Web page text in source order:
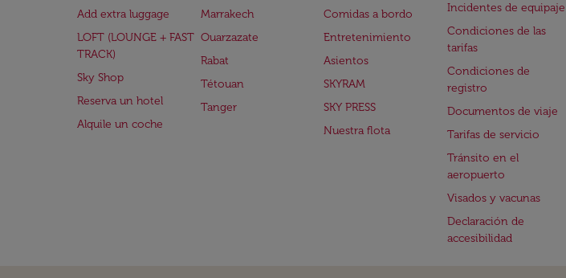
Add extra luggage
LOFT (LOUNGE + FAST
TRACK)
Sky Shop
Reserva un hotel
Alquile un coche
Marrakech
Ouarzazate
Rabat
Tétouan
Tanger
Comidas a bordo
Entretenimiento
Asientos
SKYRAM
SKY PRESS
Nuestra flota
Incidentes de equipaje
Condiciones de las
tarifas
Condiciones de
registro
Documentos de viaje
Tarifas de servicio
Tránsito en el
aeropuerto
Visados y vacunas
Declaración de
accesibilidad